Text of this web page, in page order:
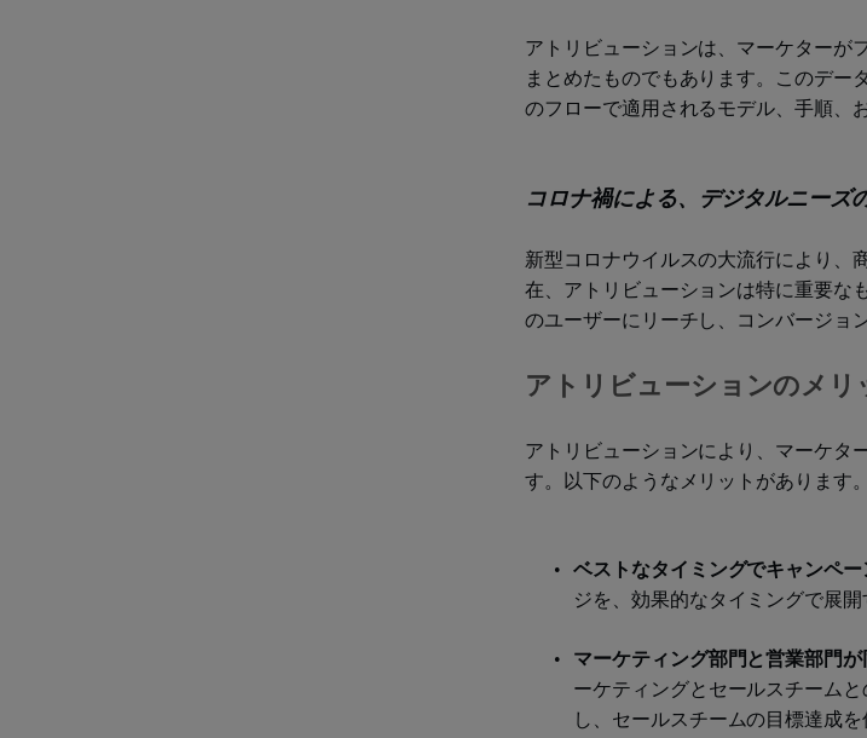
アトリビューションは、マーケターが
まとめたものでもあります。このデー
のフローで適用されるモデル、手順、
コロナ禍による、デジタルニーズ
新型コロナウイルスの大流行により、
在、アトリビューションは特に重要な
のユーザーにリーチし、コンバージョ
アトリビューションのメリ
アトリビューションにより、マーケタ
す。以下のようなメリットがあります。
ベストなタイミングでキャンペ
ジを、効果的なタイミングで展
マーケティング部門と営業部門
ーケティングとセールスチーム
し、セールスチームの目標達成を